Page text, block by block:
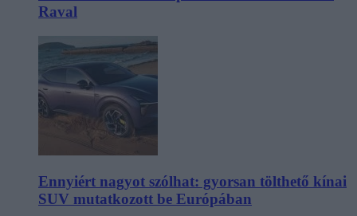
Raval
Ennyiért nagyot szólhat: gyorsan tölthető kínai
SUV mutatkozott be Európában